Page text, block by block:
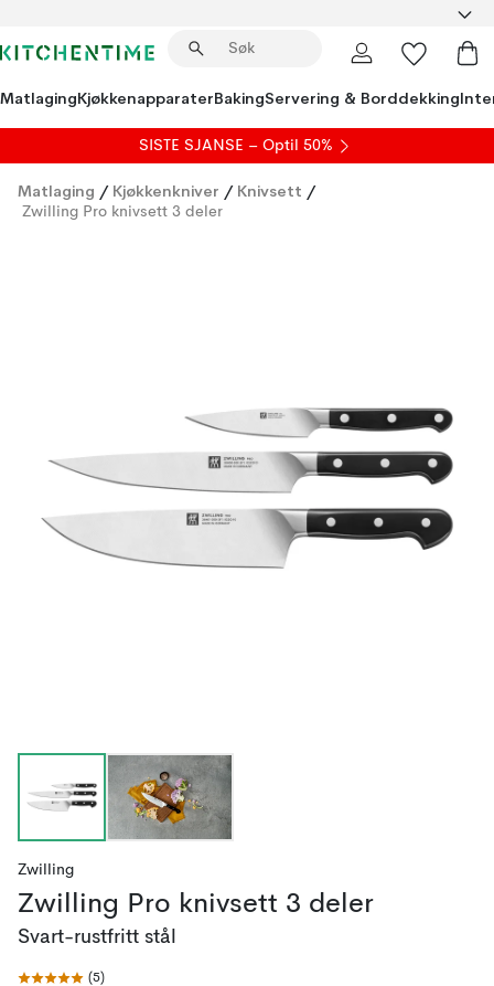
MatlagingKjøkkenapparaterBakingServering & Borddekking
SISTE SJANSE – Optil 50%
Matlaging / Kjøkkenkniver / Knivsett /
Zwilling Pro knivsett 3 deler
Zwilling
Zwilling Pro knivsett 3 deler
Svart-rustfritt stål
(5)